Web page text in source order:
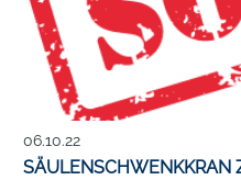
06.10.22
SÄULENSCHWENKKRAN